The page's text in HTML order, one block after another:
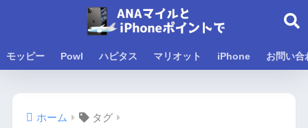
モッピー Powl ハピタス マリオット iPhone お問い合
ホーム タグ